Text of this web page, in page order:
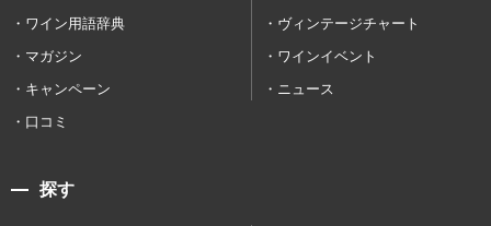
ワイン用語辞典
ヴィンテージチャート
マガジン
ワインイベント
キャンペーン
ニュース
口コミ
探す